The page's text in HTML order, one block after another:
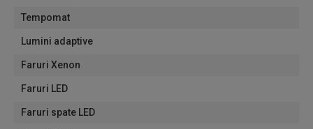
Tempomat
Lumini adaptive
Faruri Xenon
Faruri LED
Faruri spate LED